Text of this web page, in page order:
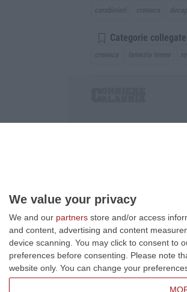
We value your privacy
We and our partners store and/or access
and content, advertising and content
device scanning. You may click to consent to
preferences before consenting.
Please note
website only. You can change your
Categorie collegate
P.IVA. 03199620794,
Iscrizione tribunale di